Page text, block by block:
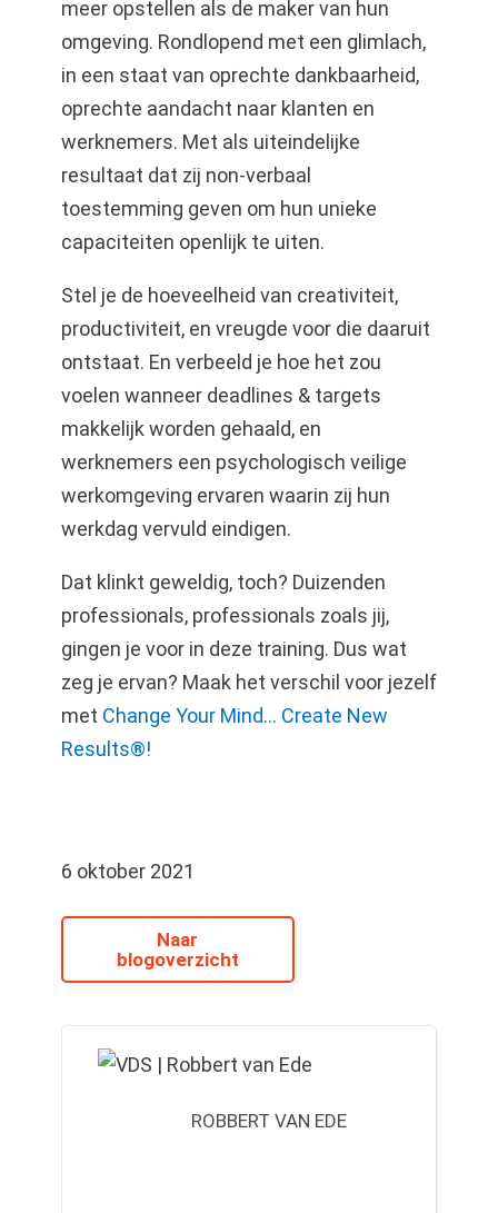
meer opstellen als de maker van hun
omgeving. Rondlopend met een glimlach,
in een staat van oprechte dankbaarheid,
oprechte aandacht naar klanten en
werknemers. Met als uiteindelijke
resultaat dat zij non-verbaal
toestemming geven om hun unieke
capaciteiten openlijk te uiten.
Stel je de hoeveelheid van creativiteit,
productiviteit, en vreugde voor die daaruit
ontstaat. En verbeeld je hoe het zou
voelen wanneer deadlines & targets
makkelijk worden gehaald, en
werknemers een psychologisch veilige
werkomgeving ervaren waarin zij hun
werkdag vervuld eindigen.
Dat klinkt geweldig, toch? Duizenden
professionals, professionals zoals jij,
gingen je voor in deze training. Dus wat
zeg je ervan? Maak het verschil voor jezelf
met Change Your Mind… Create New
Results®!
6 oktober 2021
Naar
blogoverzicht
ROBBERT VAN EDE